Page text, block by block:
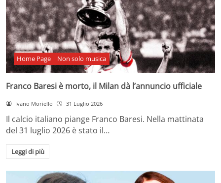
Home Page Non solo musica
Franco Baresi è morto, il Milan dà l’annuncio ufficiale
Ivano Moriello 31 Luglio 2026
Il calcio italiano piange Franco Baresi. Nella mattinata
del 31 luglio 2026 è stato il…
Leggi di più